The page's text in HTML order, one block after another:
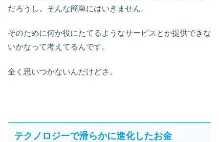
だろうし。そんな簡単にはいきません。
そのために何か役にたてるようなサービスとか提供できな
いかなって考えてるんです。
全く思いつかないんだけどさ。
テクノロジーで滑らかに進化したお金